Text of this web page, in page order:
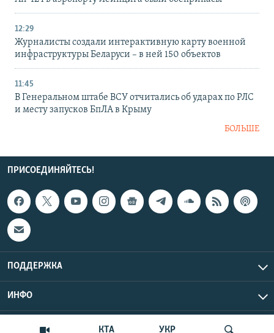
КТА УКР
12:29
Журналисты создали интерактивную карту военной
инфраструктуры Беларуси – в ней 150 объектов
11:45
В Генеральном штабе ВСУ отчитались об ударах по РЛС
и месту запусков БпЛА в Крыму
БОЛЬШЕ
ПРИСОЕДИНЯЙТЕСЬ!
ПОДДЕРЖКА
ИНФО
Copyright Крым.Реалии, 2026 | Все права защищены.
UTC+3